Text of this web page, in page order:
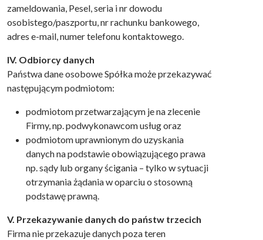
zameldowania, Pesel, seria i nr dowodu
osobistego/paszportu, nr rachunku bankowego,
adres e-mail, numer telefonu kontaktowego.
IV. Odbiorcy danych
Państwa dane osobowe Spółka może przekazywać
następującym podmiotom:
podmiotom przetwarzającym je na zlecenie
Firmy, np. podwykonawcom usług oraz
podmiotom uprawnionym do uzyskania
danych na podstawie obowiązującego prawa
np. sądy lub organy ścigania – tylko w sytuacji
otrzymania żądania w oparciu o stosowną
podstawę prawną.
V. Przekazywanie danych do państw trzecich
Firma nie przekazuje danych poza teren